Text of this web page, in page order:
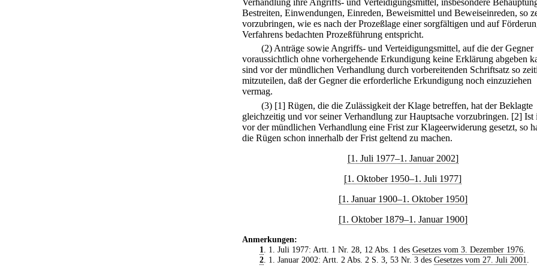
Verhandlung ihre Angriffs- und Verteidigungsmittel, insbesondere
Bestreiten, Einwendungen, Einreden, Beweismittel und Beweiseinreden, so
vorzubringen, wie es nach der Prozeßlage einer sorgfältigen und auf
Verfahrens bedachten Prozeßführung entspricht.
(2) Anträge sowie Angriffs- und Verteidigungsmittel, auf die der Gegner
voraussichtlich ohne vorhergehende Erkundigung keine Erklärung abgeben
sind vor der mündlichen Verhandlung durch vorbereitenden Schriftsatz so
mitzuteilen, daß der Gegner die erforderliche Erkundigung noch einzuziehen
vermag.
(3) [1] Rügen, die die Zulässigkeit der Klage betreffen, hat der Beklagte
gleichzeitig und vor seiner Verhandlung zur Hauptsache vorzubringen. [2] Ist
vor der mündlichen Verhandlung eine Frist zur Klageerwiderung gesetzt, so
die Rügen schon innerhalb der Frist geltend zu machen.
[1. Juli 1977–1. Januar 2002]
[1. Oktober 1950–1. Juli 1977]
[1. Januar 1900–1. Oktober 1950]
[1. Oktober 1879–1. Januar 1900]
Anmerkungen:
1
. 1. Juli 1977: Artt. 1 Nr. 28, 12 Abs. 1 des Gesetzes vom 3. Dezember 1976.
2. 1. Januar 2002: Artt. 2 Abs. 2 S. 3, 53 Nr. 3 des Gesetzes vom 27. Juli 2001